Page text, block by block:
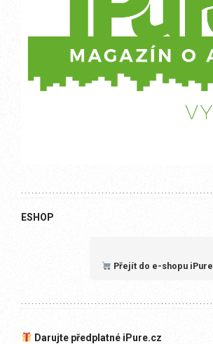
ESHOP
Přejít do e-shopu iPure
Darujte předplatné iPure.cz